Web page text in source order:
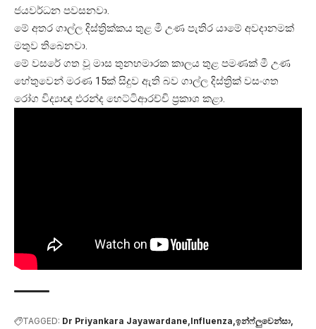
ජයවර්ධන පවසනවා.
මේ අතර ගාල්ල දිස්ත්‍රික්කය තුළ මී උණ පැතිර යාමේ අවදානමක්
මතුව තිබෙනවා.
මේ වසරේ ගත වූ මාස තුනහමාරක කාලය තුළ පමණක් මී උණ
හේතුවෙන් මරණ 15ක් සිදුව ඇති බව ගාල්ල දිස්ත්‍රික් වසංගත
රෝග විද්‍යාඥ එරන්ද හෙට්ටිආරච්චි ප්‍රකාශ කළා.
TAGGED: Dr Priyankara Jayawardane Influenza ඉන්ෆ්ලුවෙන්සා